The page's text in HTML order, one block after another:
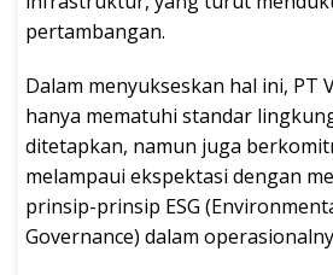
pertambangan.
Dalam menyukseskan hal ini, PT
hanya mematuhi standar
ditetapkan, namun juga
melampaui ekspektasi dengan
prinsip-prinsip ESG
Governance) dalam